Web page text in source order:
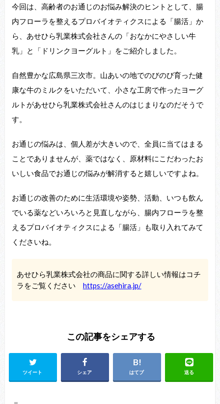
今回は、高齢者のお通じのお悩み解決のヒントとして、腸
内フローラを整えるプロバイオティクスによる「腸活」か
ら、あせひら乳業株式会社さんの「おなかにやさしい牛
乳」と「ドリンクヨーグルト」をご紹介しました。
自然豊かな広島県三次市。山あいの地でのびのび育った健
康な牛のミルクをいただいて、小さな工房で作ったヨーグ
ルトがあせひら乳業株式会社さんのはじまりなのだそうで
す。
お通じの悩みは、個人差が大きいので、全員に当てはまる
ことでありませんが、薬ではなく、原材料にこだわったお
いしい食品でお通じの悩みが解消すると嬉しいですよね。
お通じの改善のために生活環境や姿勢、活動、いつも飲ん
でいる薬などいろいろと見直しながら、腸内フローラを整
えるプロバイオティクスによる「腸活」も取り入れてみて
くださいね。
あせひら乳業株式会社の商品に関する詳しい情報はコチ
ラをご覧ください https://asehira.jp/
この記事をシェアする
ツイート シェア はてブ 送る